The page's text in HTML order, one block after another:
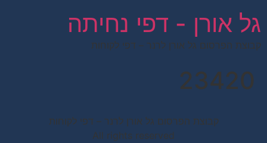
גל אורן - דפי נחיתה
קבוצת הפרסום גל אורן לרנר – דפי לקוחות
23420
קבוצת הפרסום גל אורן לרנר – דפי לקוחות
All rights reserved